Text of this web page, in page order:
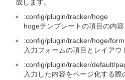
成します。
:config/plugin/tracker/hoge
hogeテンプレートの項目の内容
:config/plugin/tracker/hoge/form
入力フォームの項目とレイアウ
:config/plugin/tracker/default/
入力した内容をページ化する際